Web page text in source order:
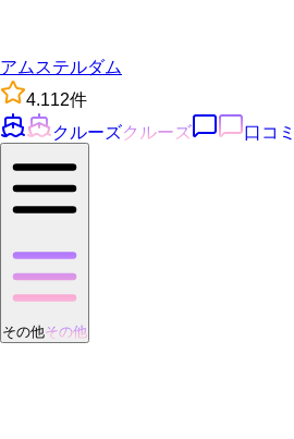
アムステルダム
4.112件
クルーズクルーズ 口コミ
その他その他